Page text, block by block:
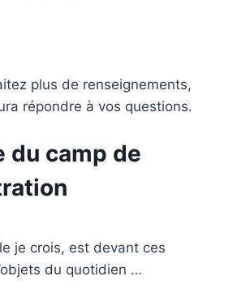
plus de renseignements,
répondre à vos questions.
du camp de
je crois, est devant ces
du quotidien …